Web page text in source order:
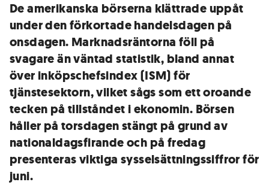
De amerikanska börserna klättrade uppåt
under den förkortade handelsdagen på
onsdagen. Marknadsräntorna föll på
svagare än väntad statistik, bland annat
över inköpschefsindex (ISM) för
tjänstesektorn, vilket sågs som ett oroande
tecken på tillståndet i ekonomin. Börsen
håller på torsdagen stängt på grund av
nationaldagsfirande och på fredag
presenteras viktiga sysselsättningssiffror för
juni.